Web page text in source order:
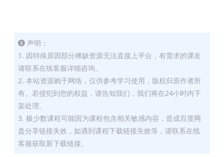
声明：
1. 因特殊原因部分稀缺资源无法直接上平台，有需求的课友
请联系在线客服详细咨询。
2. 本站资源购于网络，仅供参考学习使用，版权归原作者所
有。若侵犯到您的权益，请告知我们，我们将在24小时内下
架处理。
3. 极少数课程可能因为课程包含相关敏感内容，造成百度网
盘分享链接失效，如遇到课程下载链接失效等，请联系在线
客服获取新下载链接。